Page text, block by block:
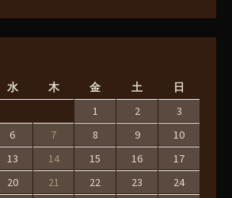
水 木 金 土 日
1 2
3
6 7 8 9
10
13 14 15 16
17
20 21 22 23
24